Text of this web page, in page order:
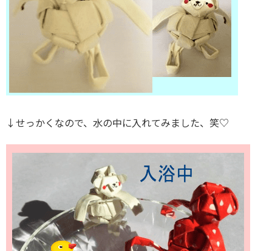
↓せっかくなので、水の中に入れてみました、笑♡